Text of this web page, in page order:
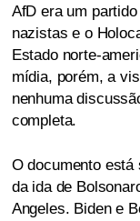
AfD era um
nazistas e o
Estado norte-
mídia, porém, a
nenhuma
completa.
O documento está
da ida de
Angeles. Biden e